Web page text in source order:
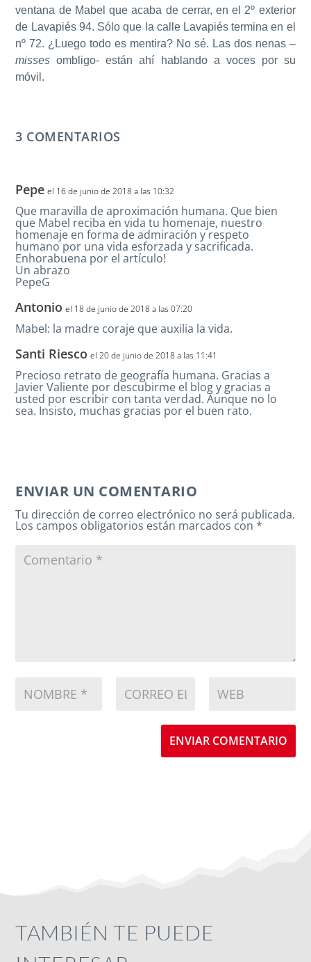
ventana de Mabel que acaba de cerrar, en el 2º exterior
de Lavapiés 94. Sólo que la calle Lavapiés termina en el
nº 72. ¿Luego todo es mentira? No sé. Las dos nenas –
misses ombligo- están ahí hablando a voces por su
móvil.
3 COMENTARIOS
Pepe el 16 de junio de 2018 a las 10:32
Que maravilla de aproximación humana. Que bien
que Mabel reciba en vida tu homenaje, nuestro
homenaje en forma de admiración y respeto
humano por una vida esforzada y sacrificada.
Enhorabuena por el artículo!
Un abrazo
PepeG
Antonio el 18 de junio de 2018 a las 07:20
Mabel: la madre coraje que auxilia la vida.
Santi Riesco el 20 de junio de 2018 a las 11:41
Precioso retrato de geografía humana. Gracias a
Javier Valiente por descubirme el blog y gracias a
usted por escribir con tanta verdad. Aunque no lo
sea. Insisto, muchas gracias por el buen rato.
ENVIAR UN COMENTARIO
Tu dirección de correo electrónico no será publicada.
Los campos obligatorios están marcados con*
ENVIAR COMENTARIO
TAMBIÉN TE PUEDE